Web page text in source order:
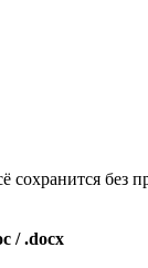
сохранится без
/ .docx